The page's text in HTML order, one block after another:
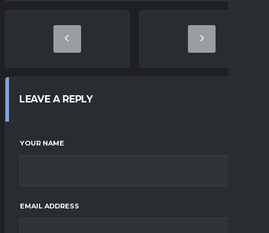
LEAVE A REPLY
YOUR NAME
EMAIL ADDRESS